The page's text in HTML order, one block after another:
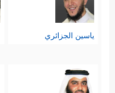
ياسين الجزائري